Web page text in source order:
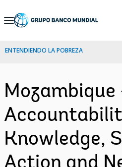
Skip
Navigation
ENTENDIENDO LA POBREZA
Mozambique
Knowledge,